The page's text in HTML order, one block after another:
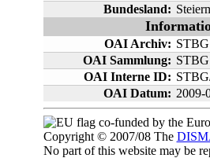
Bundesland:
OAI Archiv: STBG
OAI Sammlung: STBG
OAI Interne ID:
OAI Datum: 2009-
co-funded by the
Copyright © 2007/08 The
No part of this website may be